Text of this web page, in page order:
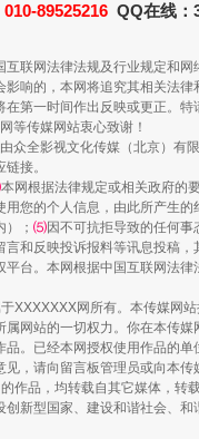
从数据变化
酒驾未被当场
010-89525216 QQ在线：
联网法律法规及行业规定和
响的，本网将追究其相关法
第一时间作出反映或更正。
等传媒网站衷心致谢！
众全影视文化传媒（北京）
接。
本网根据法律规定或相关政府的
您的个人信息，由此所产生的
； ⑸因不可抗拒导致的任何事
和反映投诉报料等讯息投稿
台。本网根据中国互联网法
XXXXXXX网所有。本传媒
网站的一切权力。你在本传
。已经本网授权使用作品的
，请向留言板管理员或向本传
作品，均转载自其它媒体，
新型国家、建设和谐社会、